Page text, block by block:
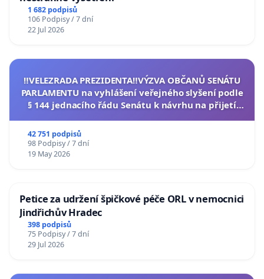
1 682 podpisů
106 Podpisy / 7 dní
22 Jul 2026
‼️VELEZRADA PREZIDENTA‼️VÝZVA OBČANŮ SENÁTU
PARLAMENTU na vyhlášení veřejného slyšení podle
§ 144 jednacího řádu Senátu k návrhu na přijetí
42 751 podpisů
98 Podpisy / 7 dní
19 May 2026
Petice za udržení špičkové péče ORL v nemocnici
Jindřichův Hradec
398 podpisů
75 Podpisy / 7 dní
29 Jul 2026